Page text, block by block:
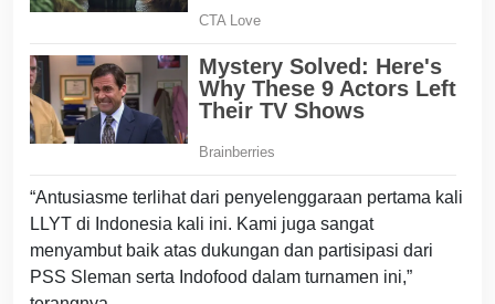
“Antusiasme terlihat dari penyelenggaraan pertama kali
LLYT di Indonesia kali ini. Kami juga sangat
menyambut baik atas dukungan dan partisipasi dari
PSS Sleman serta Indofood dalam turnamen ini,”